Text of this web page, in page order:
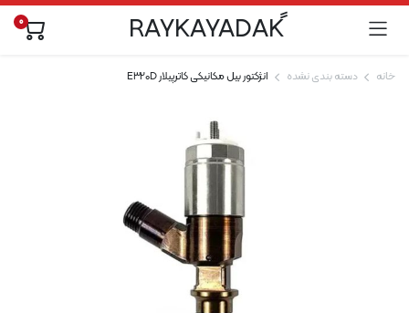
ًRAYKAYADAK 0
خانه دسته بندی نشده انژکتور بیل مکانیکی کاترپیلار E320D